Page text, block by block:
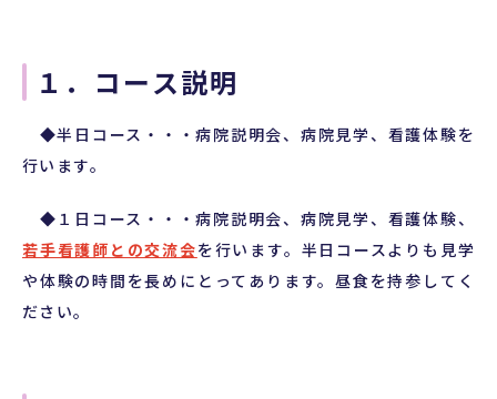
１．コース説明
◆半日コース・・・病院説明会、病院見学、看護体験を
行います。
◆１日コース・・・病院説明会、病院見学、看護体験、
若手看護師との交流会を行います。半日コースよりも見学
や体験の時間を長めにとってあります。昼食を持参してく
ださい。